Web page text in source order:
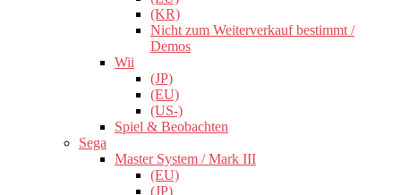
(KR)
Nicht zum Weiterverkauf bestimmt /
Demos
Wii
(JP)
(EU)
(US-)
Spiel & Beobachten
Sega
Master System / Mark III
(EU)
(JP)